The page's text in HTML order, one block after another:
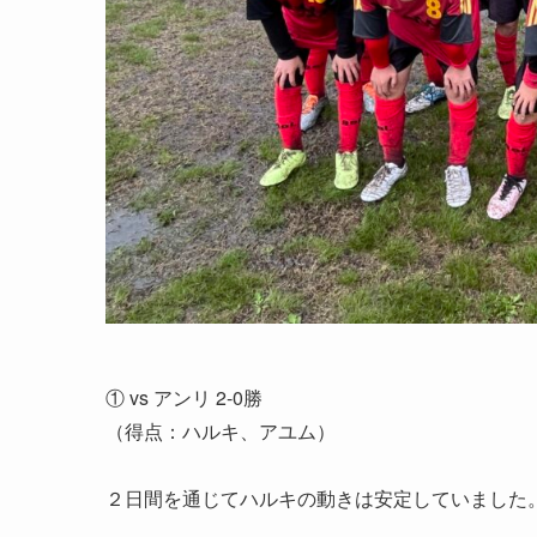
① vs アンリ 2-0勝
（得点：ハルキ、アユム）
２日間を通じてハルキの動きは安定していました